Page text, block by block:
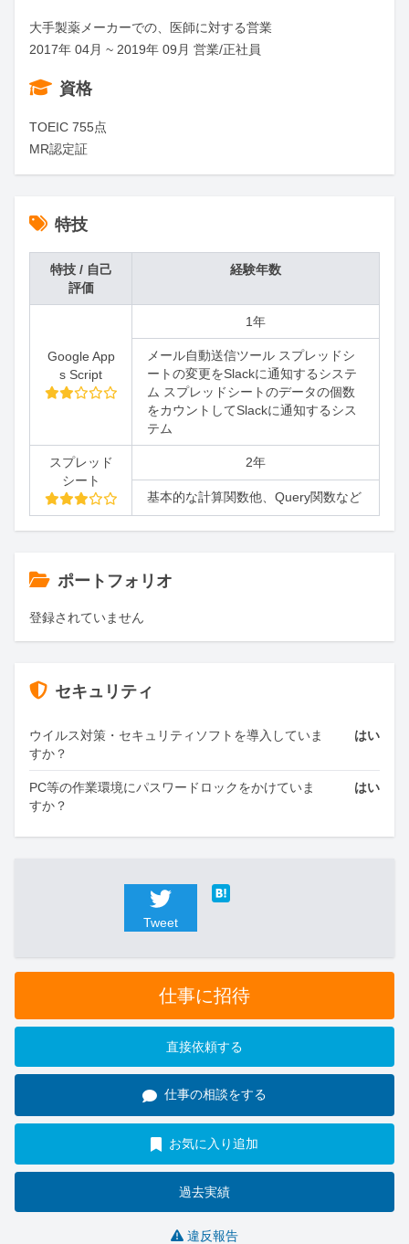
大手製薬メーカーでの、医師に対する営業
2017年 04月 ~ 2019年 09月 営業/正社員
資格
TOEIC 755点
MR認定証
特技
特技 / 自己
評価
経験年数
Google App
s Script
1年
メール自動送信ツール スプレッドシ
ートの変更をSlackに通知するシステ
ム スプレッドシートのデータの個数
をカウントしてSlackに通知するシス
テム
スプレッド
シート
2年
基本的な計算関数他、Query関数など
ポートフォリオ
登録されていません
セキュリティ
ウイルス対策・セキュリティソフトを導入していま
すか？
はい
PC等の作業環境にパスワードロックをかけていま
すか？
はい
Tweet
仕事に招待
直接依頼する
仕事の相談をする
お気に入り追加
過去実績
違反報告